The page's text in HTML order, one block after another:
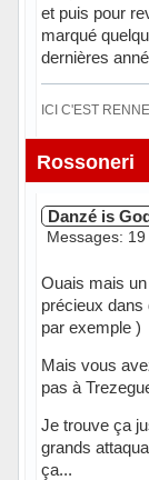
et puis pour
marqué
dernières
ICI C'EST
Hors ligne
Rossoneri
Danzé is
Messages: 19
Ouais mais
précieux
par exemple )
Mais vous
pas à
Je trouve ça
grands
ça...